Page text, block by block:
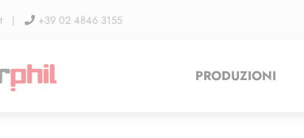
| +39 02 4846 3155
PRODUZIONI